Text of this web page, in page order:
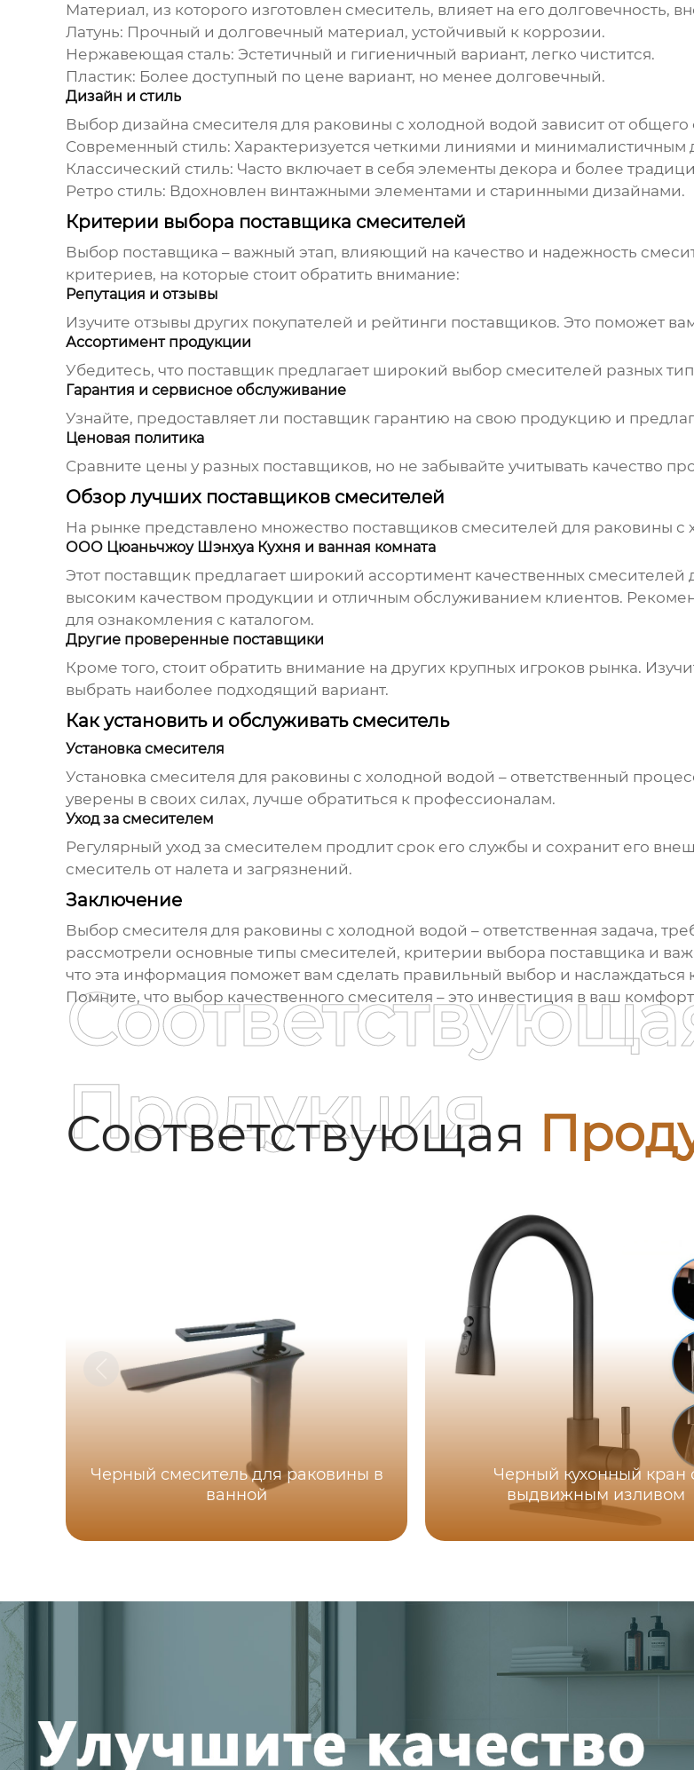
Материал, из которого изготовлен смеситель, влияет на его долговечность,
Латунь: Прочный и долговечный материал, устойчивый к коррозии.
Нержавеющая сталь: Эстетичный и гигиеничный вариант, легко чистится.
Пластик: Более доступный по цене вариант, но менее долговечный.
Дизайн и стиль
Выбор дизайна смесителя для раковины с холодной водой зависит от
Современный стиль: Характеризуется четкими линиями и минималистичным
Классический стиль: Часто включает в себя элементы декора и более
Ретро стиль: Вдохновлен винтажными элементами и старинными дизайнами.
Критерии выбора поставщика смесителей
Выбор поставщика – важный этап, влияющий на качество и надежность
критериев, на которые стоит обратить внимание:
Репутация и отзывы
Изучите отзывы других покупателей и рейтинги поставщиков. Это поможет
Ассортимент продукции
Убедитесь, что поставщик предлагает широкий выбор смесителей разных
Гарантия и сервисное обслуживание
Узнайте, предоставляет ли поставщик гарантию на свою продукцию и
Ценовая политика
Сравните цены у разных поставщиков, но не забывайте учитывать качество
Обзор лучших поставщиков смесителей
На рынке представлено множество поставщиков смесителей для раковины с
ООО Цюаньчжоу Шэнхуа Кухня и ванная комната
Этот поставщик предлагает широкий ассортимент качественных смесителей
высоким качеством продукции и отличным обслуживанием клиентов.
для ознакомления с каталогом.
Другие проверенные поставщики
Кроме того, стоит обратить внимание на других крупных игроков рынка.
выбрать наиболее подходящий вариант.
Как установить и обслуживать смеситель
Установка смесителя
Установка смесителя для раковины с холодной водой – ответственный
уверены в своих силах, лучше обратиться к профессионалам.
Уход за смесителем
Регулярный уход за смесителем продлит срок его службы и сохранит его
смеситель от налета и загрязнений.
Заключение
Выбор смесителя для раковины с холодной водой – ответственная задача,
рассмотрели основные типы смесителей, критерии выбора поставщика и
что эта информация поможет вам сделать правильный выбор и
Помните, что выбор качественного смесителя – это инвестиция в ваш
Соответствующая
Продукция
Черный смеситель для раковины в
ванной
Черный кухонный кран
выдвижным изливом